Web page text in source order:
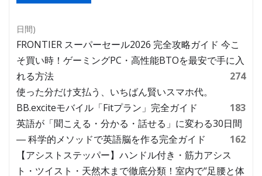
日間)
FRONTIER スーパーセール2026 完全攻略ガイド 今こ
そ買い時！ゲーミングPC・高性能BTOを最安で手に入
れる方法
274
使った分だけ支払う、いちばん賢いスマホ代。
BB.exciteモバイル「Fitプラン」完全ガイド
183
英語が「聞こえる・分かる・話せる」に変わる30日間
― 科学的メソッドで英語脳を作る完全ガイド
162
【アシストステッパー】ハンドル付き・筋力アシス
ト・ツイスト・天然木まで徹底分類！室内で“足腰と体